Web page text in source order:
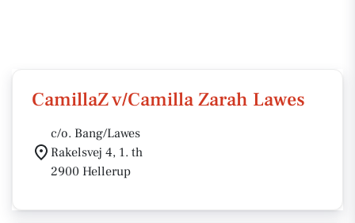
CamillaZ v/Camilla Zarah Lawes
c/o. Bang/Lawes
Rakelsvej 4, 1. th
2900 Hellerup